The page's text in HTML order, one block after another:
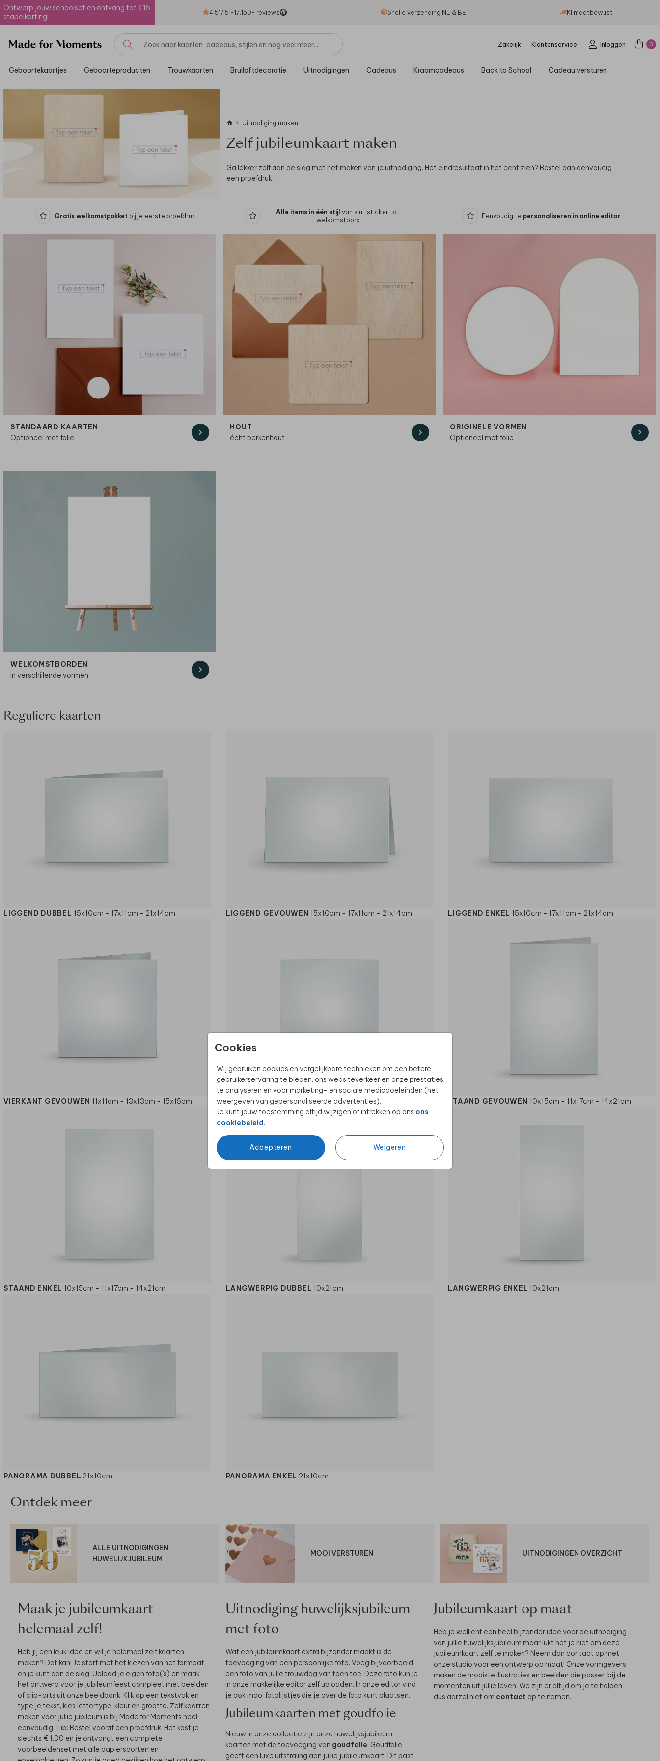
Ontwerp jouw schoolset en ontvang tot €15
stapelkorting!
4.51/ 5 -17.150+ reviews Snelle verzending NL & BE Klimaatbewust
Zakelijk Klantenservice Inloggen 0
Geboortekaartjes Geboorteproducten Trouwkaarten Bruiloftdecoratie Uitnodigingen Cadeaus Kraamcadeaus Back to School Cadeau versturen
Cookies
Wij gebruiken cookies en vergelijkbare technieken om een betere
gebruikerservaring te bieden, ons websiteverkeer en onze prestaties
te analyseren en voor marketing- en sociale mediadoeleinden (het
weergeven van gepersonaliseerde advertenties).
Je kunt jouw toestemming altijd wijzigen of intrekken op ons ons
cookiebeleid.
Accepteren Weigeren
Uitnodiging maken
Zelf jubileumkaart maken
Ga lekker zelf aan de slag met het maken van je uitnodiging. Het eindresultaat in het echt zien? Bestel dan eenvoudig
een proefdruk.
Gratis welkomstpakket bij je eerste proefdruk Alle items in één stijl van sluitsticker tot
welkomstbord
Eenvoudig te personaliseren in online editor
STANDAARD KAARTEN
Optioneel met folie
HOUT
écht berkenhout
ORIGINELE VORMEN
Optioneel met folie
WELKOMSTBORDEN
In verschillende vormen
Reguliere kaarten
LIGGEND DUBBEL 15x10cm - 17x11cm - 21x14cm LIGGEND GEVOUWEN 15x10cm - 17x11cm - 21x14cm LIGGEND ENKEL 15x10cm - 17x11cm - 21x14cm
VIERKANT GEVOUWEN 11x11cm - 13x13cm - 15x15cm VIERKANT ENKEL 11x11cm - 13x13cm - 15x15cm STAAND GEVOUWEN 10x15cm - 11x17cm - 14x21cm
STAAND ENKEL 10x15cm - 11x17cm - 14x21cm LANGWERPIG DUBBEL 10x21cm LANGWERPIG ENKEL 10x21cm
PANORAMA DUBBEL 21x10cm PANORAMA ENKEL 21x10cm
Ontdek meer
ALLE UITNODIGINGEN
HUWELIJKJUBILEUM
MOOI VERSTUREN UITNODIGINGEN OVERZICHT
Maak je jubileumkaart
helemaal zelf!
Heb jij een leuk idee en wil je helemaal zelf kaarten
maken? Dat kan! Je start met het kiezen van het formaat
en je kunt aan de slag. Upload je eigen foto('s) en maak
het ontwerp voor je jubileumfeest compleet met beelden
of clip-arts uit onze beeldbank. Klik op een tekstvak en
type je tekst, kies lettertype, kleur en grootte. Zelf kaarten
maken voor jullie jubileum is bij Made for Moments heel
eenvoudig. Tip: Bestel vooraf een proefdruk. Het kost je
slechts € 1,00 en je ontvangt een complete
voorbeeldenset met alle papiersoorten en
Uitnodiging huwelijksjubileum
met foto
Wat een jubileumkaart extra bijzonder maakt is de
toevoeging van een persoonlijke foto. Voeg bijvoorbeeld
een foto van jullie trouwdag van toen toe. Deze foto kun je
in onze makkelijke editor zelf uploaden. In onze editor vind
je ook mooi fotolijstjes die je over de foto kunt plaatsen.
Jubileumkaarten met goudfolie
Nieuw in onze collectie zijn onze huwelijksjubileum
kaarten met de toevoeging van goudfolie. Goudfolie
geeft een luxe uitstraling aan jullie jubileumkaart. Dit past
Jubileumkaart op maat
Heb je wellicht een heel bijzonder idee voor de uitnodiging
van jullie huwelijksjubileum maar lukt het je niet om deze
jubileumkaart zelf te maken? Neem dan contact op met
onze studio voor een ontwerp op maat! Onze vormgevers
maken de mooiste illustraties en beelden die passen bij de
momenten uit jullie leven. We zijn er altijd om je te helpen
dus aarzel niet om contact op te nemen.